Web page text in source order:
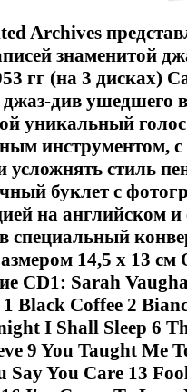
Archives
знаменитой
гг (на 3 дисках)
див ушедшего
уникальный
инструментом,
усложнять стиль
буклет с
на английском
специальный
14,5 x 13
CD1: Sarah
Black Coffee 2
I Shall Sleep 6
9 You Taught Me
Say You Care 13